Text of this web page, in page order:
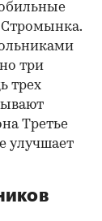
Стромынка.
три
трех
Третье
улучшает